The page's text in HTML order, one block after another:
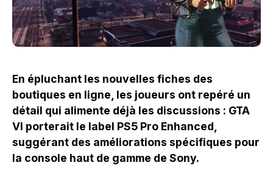
En épluchant les nouvelles fiches des
boutiques en ligne, les joueurs ont repéré un
détail qui alimente déjà les discussions : GTA
VI porterait le label PS5 Pro Enhanced,
suggérant des améliorations spécifiques pour
la console haut de gamme de Sony.